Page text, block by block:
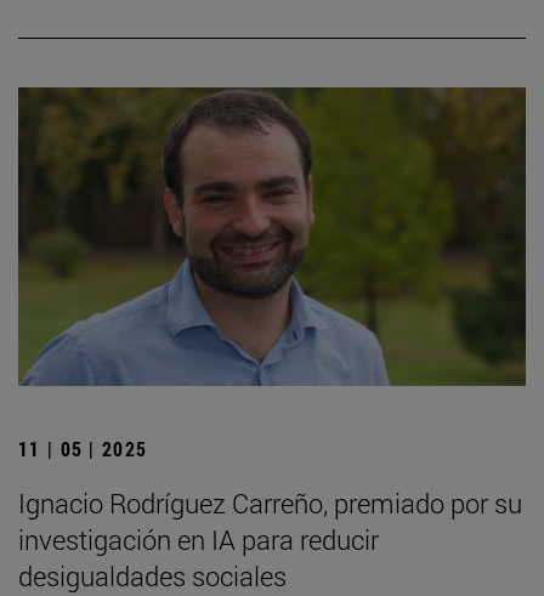
11 | 05 | 2025
Ignacio Rodríguez Carreño, premiado por su
investigación en IA para reducir
desigualdades sociales